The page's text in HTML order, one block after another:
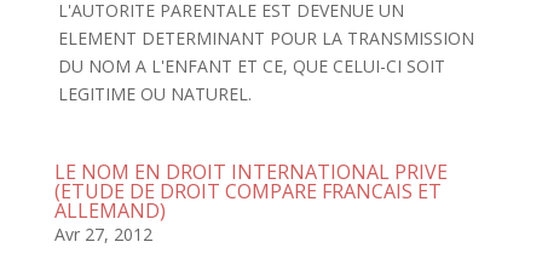
L'AUTORITE PARENTALE EST DEVENUE UN
ELEMENT DETERMINANT POUR LA TRANSMISSION
DU NOM A L'ENFANT ET CE, QUE CELUI-CI SOIT
LEGITIME OU NATUREL.
LE NOM EN DROIT INTERNATIONAL PRIVE
(ETUDE DE DROIT COMPARE FRANCAIS ET
ALLEMAND)
Avr 27, 2012